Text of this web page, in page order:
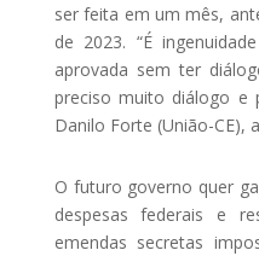
ser feita em um mês,
de 2023. “É
aprovada sem ter
preciso muito diálogo e
Danilo Forte (União-CE),
O futuro governo quer
despesas federais e
emendas secretas